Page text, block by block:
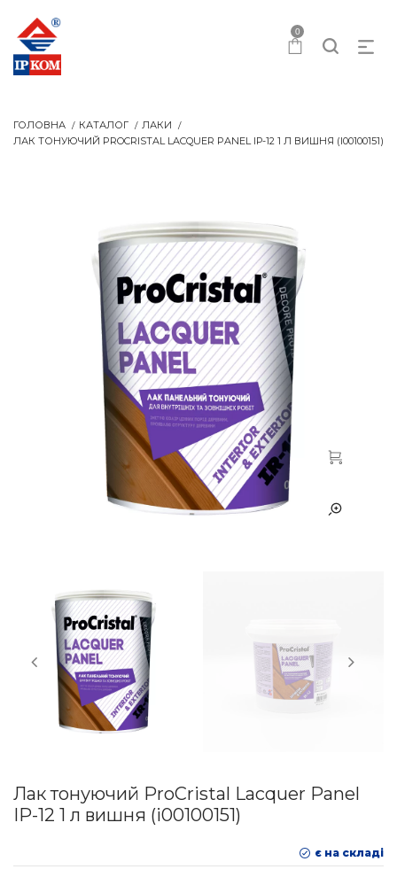
0
ГОЛОВНА КАТАЛОГ
ЛАКИ
ЛАК ТОНУЮЧИЙ PROCRISTAL LACQUER PANEL IР-12 1 Л ВИШНЯ (I00100151)
Лак тонуючий ProCristal Lacquer Panel
IР-12 1 л вишня (i00100151)
є на складі